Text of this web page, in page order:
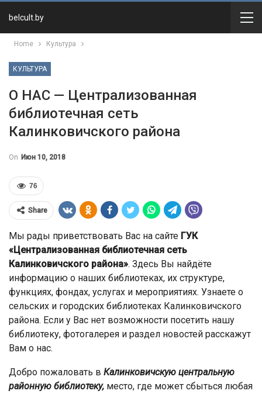
belcult.by
Home Культура
КУЛЬТУРА
О НАС — Централизованная
библиотечная сеть
Калинковичского района
On Июн 10, 2018
76
Share
Мы рады приветствовать Вас на сайте ГУК
«Централизованная библиотечная сеть
Калинковичского района». Здесь Вы найдёте
информацию о наших библиотеках, их структуре,
функциях, фондах, услугах и мероприятиях. Узнаете о
сельских и городских библиотеках Калинковичского
района. Если у Вас нет возможности посетить нашу
библиотеку, фотогалерея и раздел новостей расскажут
Вам о нас.
Добро пожаловать в Калинковичскую центральную
районную библиотеку, место, где может сбыться любая